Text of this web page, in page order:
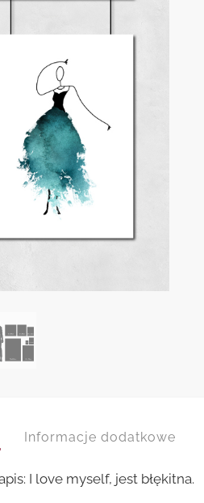
Informacje dodatkowe
I love myself, jest błękitna.